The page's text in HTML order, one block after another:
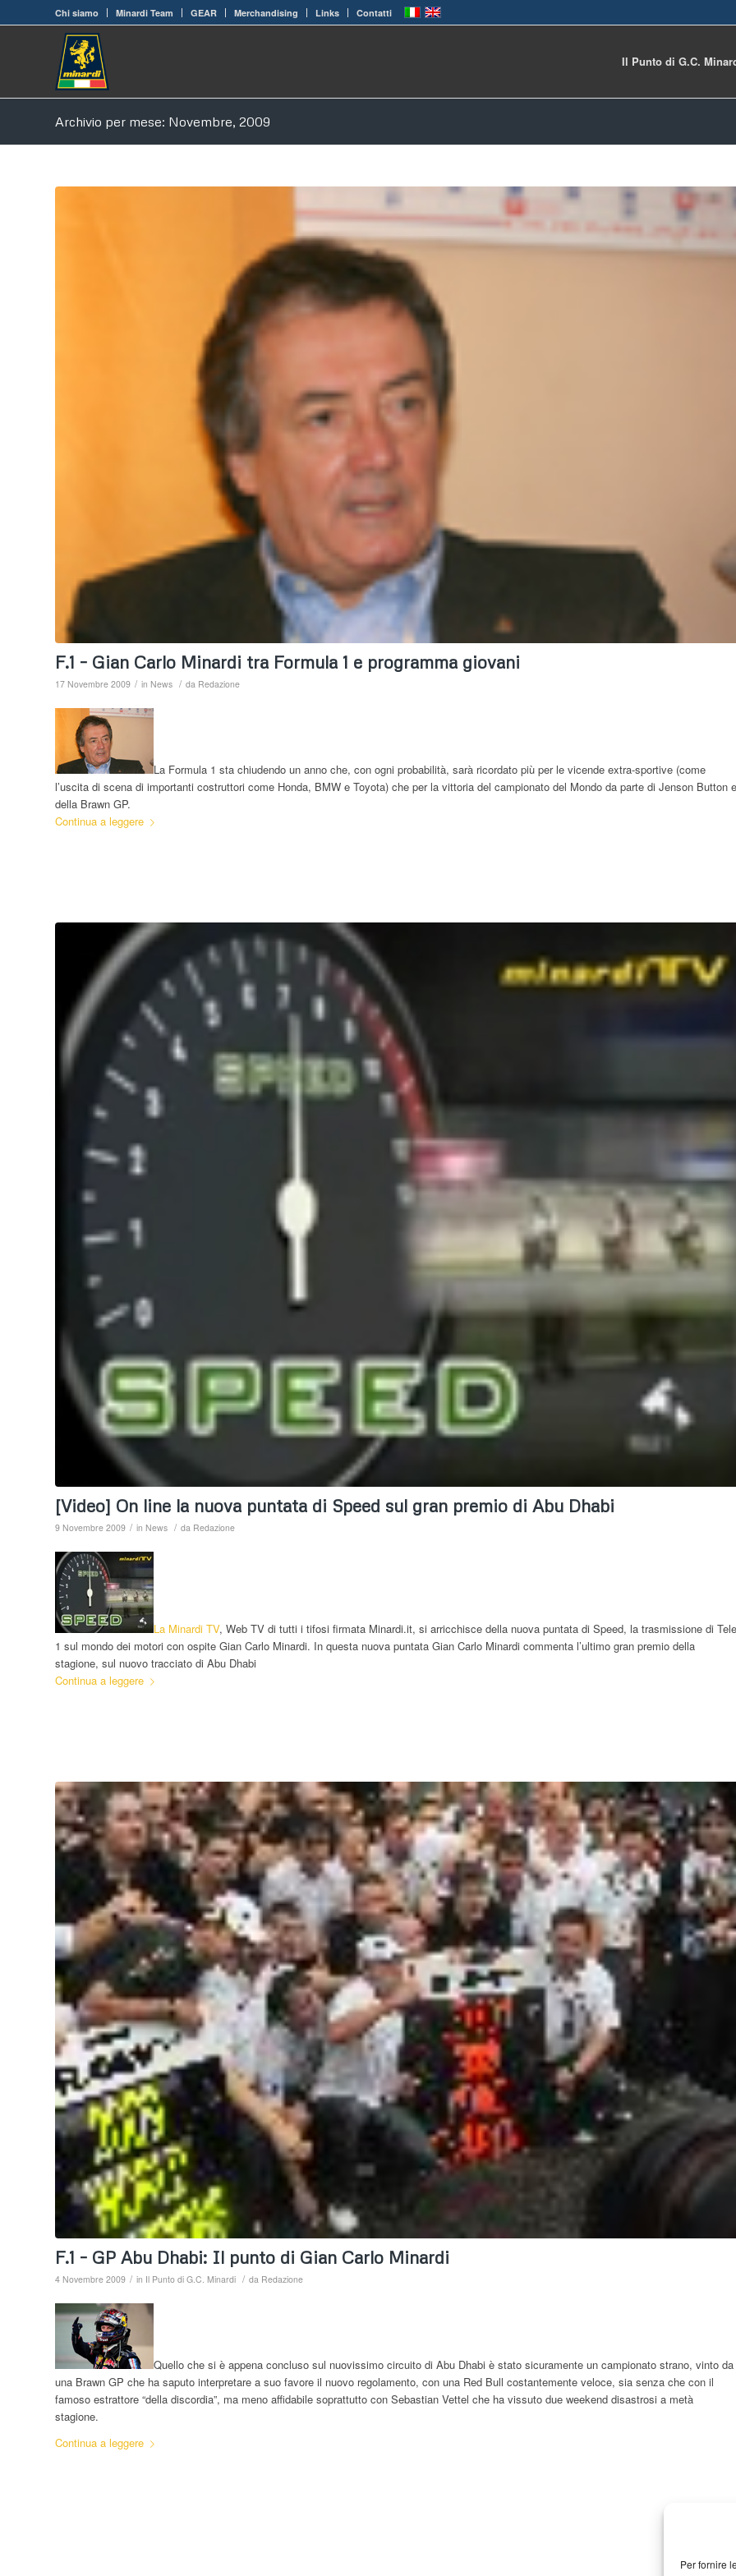
Per fornire
Chi siamo Minardi Team GEAR Merchandising Links Contatti
Il Punto di G.C.
Archivio per mese: Novembre, 2009
F.1 – Gian Carlo Minardi tra Formula 1 e programma giovani
17 Novembre 2009 / in News / da Redazione
La Formula 1 sta chiudendo un anno che, con ogni probabilità, sarà ricordato più per le vicende extra-sportive (come
l’uscita di scena di importanti costruttori come Honda, BMW e Toyota) che per la vittoria del campionato del Mondo da parte di Jenson Button e
della Brawn GP.
Continua a leggere
[Video] On line la nuova puntata di Speed sul gran premio di Abu Dhabi
9 Novembre 2009 / in News / da Redazione
La Minardi TV, Web TV di tutti i tifosi firmata Minardi.it, si arricchisce della nuova puntata di Speed, la trasmissione di Tele
1 sul mondo dei motori con ospite Gian Carlo Minardi. In questa nuova puntata Gian Carlo Minardi commenta l’ultimo gran premio della
stagione, sul nuovo tracciato di Abu Dhabi
Continua a leggere
F.1 – GP Abu Dhabi: Il punto di Gian Carlo Minardi
4 Novembre 2009 / in Il Punto di G.C. Minardi / da Redazione
Quello che si è appena concluso sul nuovissimo circuito di Abu Dhabi è stato sicuramente un campionato strano, vinto da
una Brawn GP che ha saputo interpretare a suo favore il nuovo regolamento, con una Red Bull costantemente veloce, sia senza che con il
famoso estrattore “della discordia”, ma meno affidabile soprattutto con Sebastian Vettel che ha vissuto due weekend disastrosi a metà
stagione.
Continua a leggere